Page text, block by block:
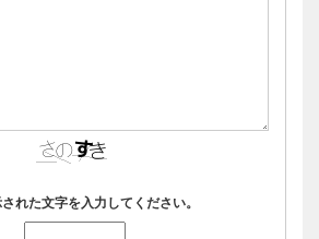
れた文字を入力してください。